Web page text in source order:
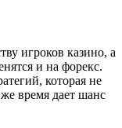
игроков казино, а
и на форекс.
которая не
время дает шанс